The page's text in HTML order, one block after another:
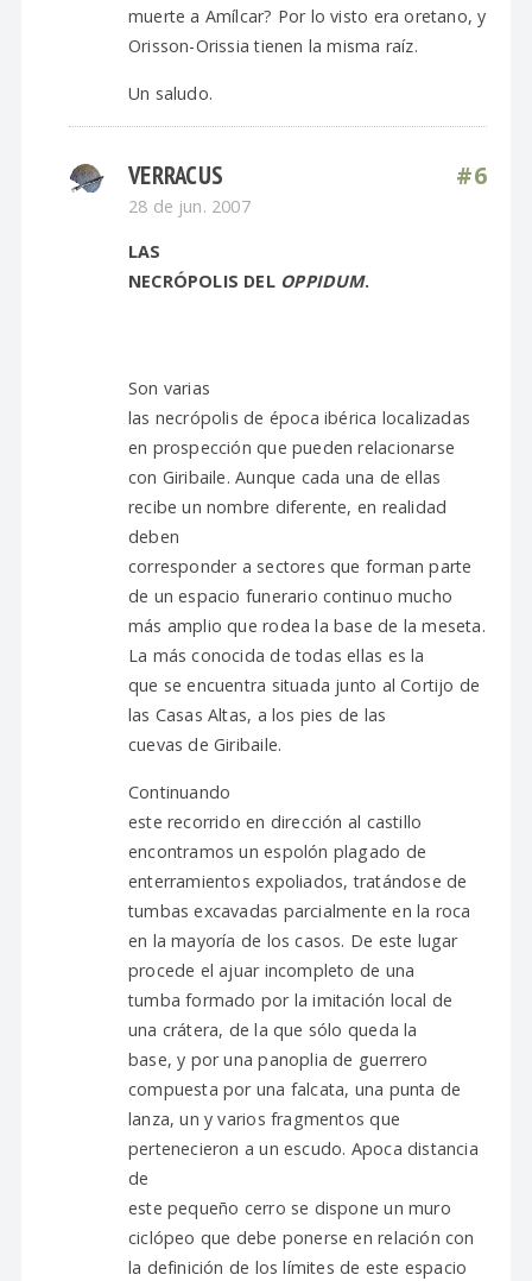
muerte a Amílcar? Por lo visto era oretano, y
Orisson-Orissia tienen la misma raíz.
Un saludo.
#6
VERRACUS
28 de jun. 2007
LAS
NECRÓPOLIS DEL OPPIDUM.
Son varias
las necrópolis de época ibérica localizadas
en prospección que pueden relacionarse
con Giribaile. Aunque cada una de ellas
recibe un nombre diferente, en realidad
deben
corresponder a sectores que forman parte
de un espacio funerario continuo mucho
más amplio que rodea la base de la meseta.
La más conocida de todas ellas es la
que se encuentra situada junto al Cortijo de
las Casas Altas, a los pies de las
cuevas de Giribaile.
Continuando
este recorrido en dirección al castillo
encontramos un espolón plagado de
enterramientos expoliados, tratándose de
tumbas excavadas parcialmente en la roca
en la mayoría de los casos. De este lugar
procede el ajuar incompleto de una
tumba formado por la imitación local de
una crátera, de la que sólo queda la
base, y por una panoplia de guerrero
compuesta por una falcata, una punta de
lanza, un y varios fragmentos que
pertenecieron a un escudo. Apoca distancia
de
este pequeño cerro se dispone un muro
ciclópeo que debe ponerse en relación con
la definición de los límites de este espacio